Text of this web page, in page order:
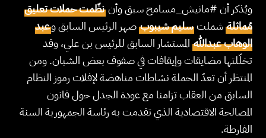
ويُذكر أن #مانيش_مسامح سبق وأن نظّمت حملات تعليق
مُماثلة شملت سليم شيبوب صهر الرئيس السابق وعبد
الوهاب عبدالله المستشار السابق للرئيس بن علي، وقد
تخلّلتها مضايقات وإيقافات في صفوف بعض الشبان. ومن
المنتظر أن تعدّ الحملة نشاطات مناهضة لإفلات رموز النظام
السابق من العقاب تزامنا مع عودة الجدل حول قانون
المصالحة الاقتصادية الذي تقدمت به رئاسة الجمهورية السنة
الفارطة.